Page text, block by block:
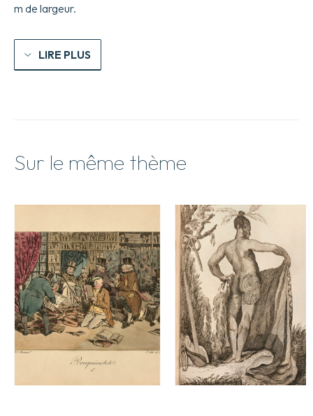
m de largeur.
LIRE PLUS
Sur le même thème